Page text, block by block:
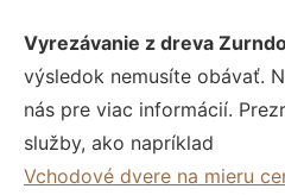
Vyrezávanie z dreva
výsledok nemusíte obávať.
nás pre viac informácií.
služby, ako napríklad
Vchodové dvere na mieru